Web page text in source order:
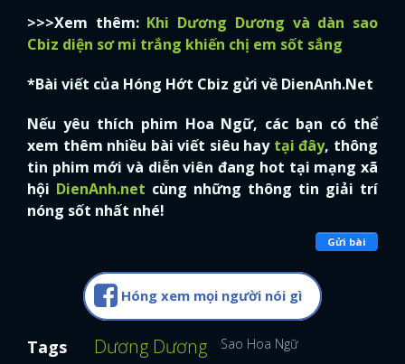
>>>Xem thêm: Khi Dương Dương và dàn sao
Cbiz diện sơ mi trắng khiến chị em sốt sắng
*Bài viết của Hóng Hớt Cbiz gửi về DienAnh.Net
Nếu yêu thích phim Hoa Ngữ, các bạn có thể
xem thêm nhiều bài viết siêu hay tại đây, thông
tin phim mới và diễn viên đang hot tại mạng xã
hội DienAnh.net cùng những thông tin giải trí
nóng sốt nhất nhé!
Gửi bài
Hóng xem mọi người nói gì
Tags Dương Dương Sao Hoa Ngữ